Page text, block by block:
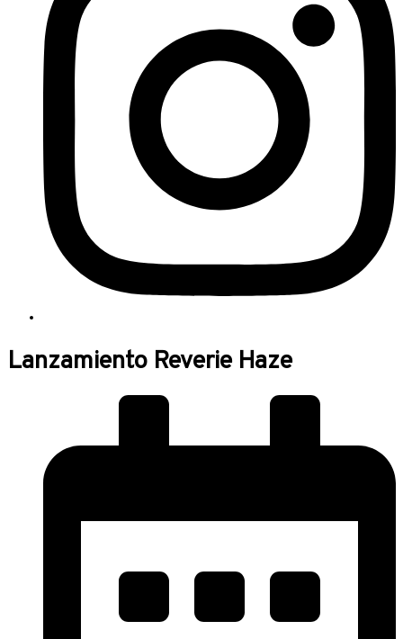
Lanzamiento Reverie Haze